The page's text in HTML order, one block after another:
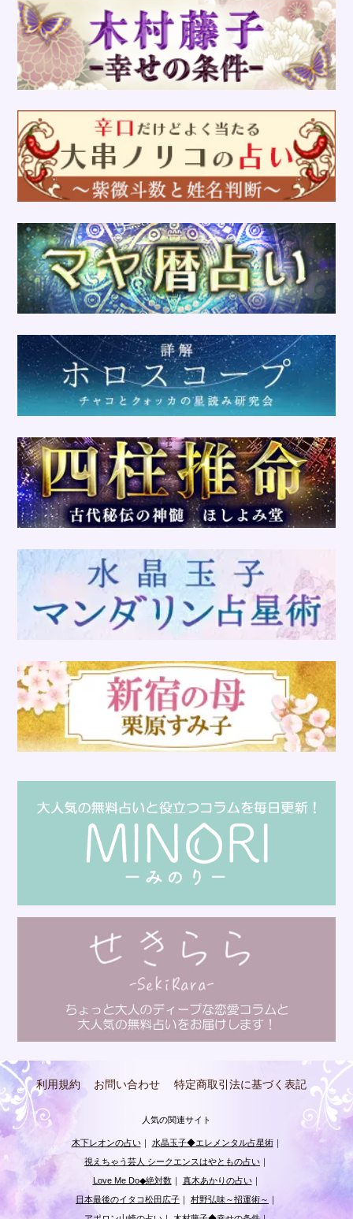
利用規約 お問い合わせ 特定商取引法に基づく表記
人気の関連サイト
木下レオンの占い｜ 水晶玉子◆エレメンタル占星術｜
視えちゃう芸人 シークエンスはやともの占い
Love Me Do◆絶対数｜ 真木あかりの占い｜
日本最後のイタコ松田広子
村野弘味～招運術～